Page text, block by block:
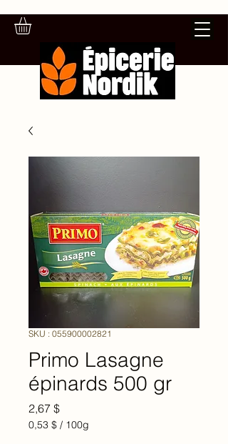
SKU : 055900002821
Primo Lasagne
épinards 500 gr
2,67 $Prix
0,53 $ / 100g